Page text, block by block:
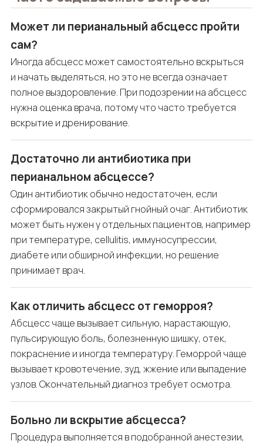
Может ли перианальный абсцесс пройти
сам?
Иногда абсцесс может самостоятельно вскрыться
и начать выделяться, но это не всегда означает
полное выздоровление. При подозрении на абсцесс
нужна оценка врача, потому что часто требуется
вскрытие и дренирование.
Достаточно ли антибиотика при
перианальном абсцессе?
Один антибиотик обычно недостаточен, если
сформировался закрытый гнойный очаг. Антибиотик
может быть нужен у отдельных пациентов, например
при температуре, cellulitis, иммуносупрессии,
диабете или обширной инфекции, но решение
принимает врач.
Как отличить абсцесс от геморроя?
Абсцесс чаще вызывает сильную, нарастающую,
пульсирующую боль, болезненную шишку, отек,
покраснение и иногда температуру. Геморрой чаще
вызывает кровотечение, зуд, жжение или выпадение
узлов. Окончательный диагноз требует осмотра.
Больно ли вскрытие абсцесса?
Процедура выполняется в подобранной анестезии,